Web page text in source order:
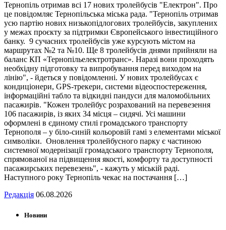
Тернопіль отримав всі 17 нових тролейбусів "Електрон". Про
це повідомляє Тернопільська міська рада. "Тернопіль отримав
усю партію нових низькопідлогових тролейбусів, закуплених
у межах проєкту за підтримки Європейського інвестиційного
банку. 9 сучасних тролейбусів уже курсують містом на
маршрутах №2 та №10. Ще 8 тролейбусів днями прийняли на
баланс КП «Тернопільелектротранс». Наразі вони проходять
необхідну підготовку та випробування перед виходом на
лінію", - йдеться у повідомленні. У нових тролейбусах є
кондиціонери, GPS-трекери, системи відеоспостереження,
інформаційні табло та відкидні пандуси для маломобільних
пасажирів. "Кожен тролейбус розрахований на перевезення
106 пасажирів, із яких 34 місця – сидячі. Усі машини
оформлені в єдиному стилі громадського транспорту
Тернополя – у біло-синій кольоровій гамі з елементами міської
символіки. Оновлення тролейбусного парку є частиною
системної модернізації громадського транспорту Тернополя,
спрямованої на підвищення якості, комфорту та доступності
пасажирських перевезень", - кажуть у міській раді.
Наступного року Тернопіль чекає на постачання […]
Редакція 06.08.2026
Новини